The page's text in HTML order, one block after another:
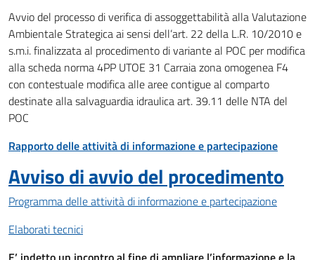
Avvio del processo di verifica di assoggettabilità alla Valutazione
Ambientale Strategica ai sensi dell’art. 22 della L.R. 10/2010 e
s.m.i. finalizzata al procedimento di variante al POC per modifica
alla scheda norma 4PP UTOE 31 Carraia zona omogenea F4
con contestuale modifica alle aree contigue al comparto
destinate alla salvaguardia idraulica art. 39.11 delle NTA del
POC
Rapporto delle attività di informazione e partecipazione
Avviso di avvio del procedimento
Programma delle attività di informazione e partecipazione
Elaborati tecnici